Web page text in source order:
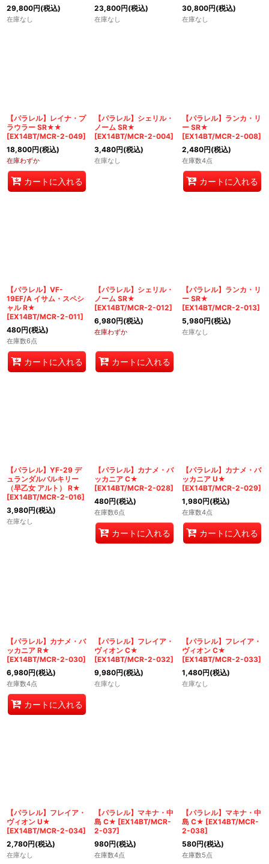
29,800円(税込)
在庫なし
23,800円(税込)
在庫なし
30,800円(税込)
在庫なし
【パラレル】レイナ・プ
ラウラー SR★★
[EX14BT/MCR-2-049]
18,800円(税込)
在庫わずか
カートに入れる
【パラレル】シェリル・
ノーム SR★
[EX14BT/MCR-2-004]
3,480円(税込)
在庫なし
【パラレル】ランカ・リ
ー SR★
[EX14BT/MCR-2-008]
2,480円(税込)
在庫数4点
カートに入れる
【パラレル】VF-
19EF/A イサム・スペシ
ャル R★
[EX14BT/MCR-2-011]
480円(税込)
在庫数6点
カートに入れる
【パラレル】シェリル・
ノーム SR★
[EX14BT/MCR-2-012]
6,980円(税込)
在庫わずか
カートに入れる
【パラレル】ランカ・リ
ー SR★
[EX14BT/MCR-2-013]
5,980円(税込)
在庫なし
【パラレル】YF-29 デ
ュランダルバルキリー
（早乙女 アルト） R★
[EX14BT/MCR-2-016]
3,980円(税込)
在庫なし
【パラレル】カナメ・バ
ッカニア C★
[EX14BT/MCR-2-028]
480円(税込)
在庫数6点
カートに入れる
【パラレル】カナメ・バ
ッカニア U★
[EX14BT/MCR-2-029]
1,980円(税込)
在庫数4点
カートに入れる
【パラレル】カナメ・バ
ッカニア R★
[EX14BT/MCR-2-030]
6,980円(税込)
在庫数4点
カートに入れる
【パラレル】フレイア・
ヴィオン C★
[EX14BT/MCR-2-032]
9,980円(税込)
在庫なし
【パラレル】フレイア・
ヴィオン C★
[EX14BT/MCR-2-033]
1,480円(税込)
在庫なし
【パラレル】フレイア・
ヴィオン U★
[EX14BT/MCR-2-034]
2,780円(税込)
在庫なし
【パラレル】マキナ・中
島 C★ [EX14BT/MCR-
2-037]
980円(税込)
在庫数4点
【パラレル】マキナ・中
島 C★ [EX14BT/MCR-
2-038]
580円(税込)
在庫数5点